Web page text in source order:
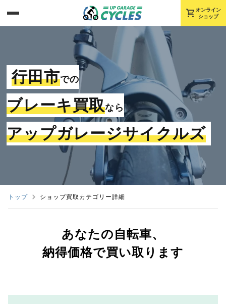
shopping_cart オンライン
ショップ
行田市での
ブレーキ買取なら
アップガレージサイクルズ
トップ ショップ買取カテゴリー詳細
あなたの自転車、
納得価格で買い取ります